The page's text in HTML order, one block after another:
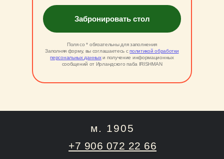
Забронировать стол
Поля со * обязательны для заполнения
Заполняя форму, вы соглашаетесь сполитикой обработки
персональных данныхи получение информационных
сообщений от Ирландского паба IRISHMAN
м. 1905
+7 906 072 22 66